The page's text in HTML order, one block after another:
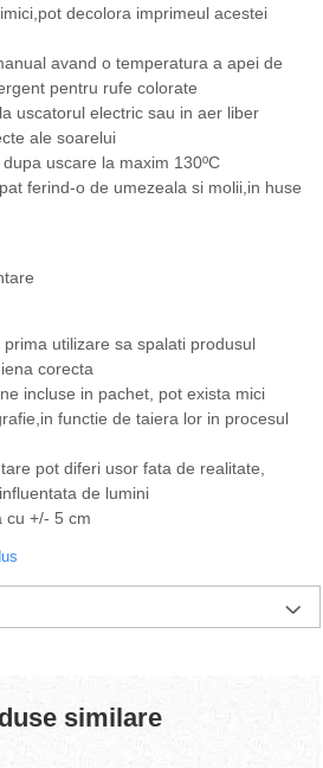
decolora imprimeul acestei
avand o temperatura a apei de
pentru rufe colorate
uscatorul electric sau in aer liber
ale soarelui
uscare la maxim 130ºC
ferind-o de umezeala si molii,in huse
utilizare sa spalati produsul
corecta
incluse in pachet, pot exista mici
functie de taiera lor in procesul
pot diferi usor fata de realitate,
de lumini
cu +/- 5 cm
similare